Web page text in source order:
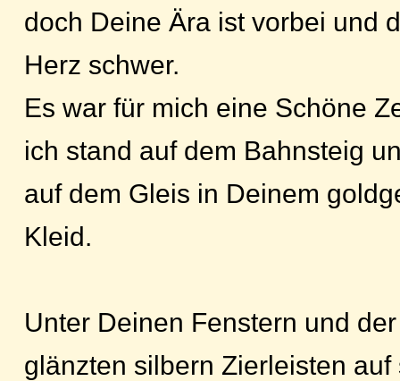
doch Deine Ära ist vorbei und
Herz schwer.
Es war für mich eine Schöne
ich stand auf dem Bahnsteig
auf dem Gleis in Deinem
Kleid.
Unter Deinen Fenstern und
glänzten silbern Zierleisten auf